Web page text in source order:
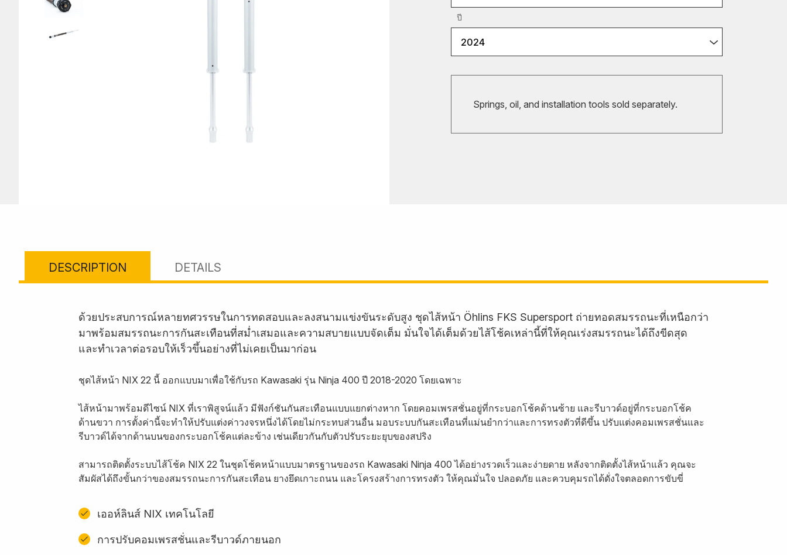
ปี
2024
Springs, oil, and installation tools sold separately.
DESCRIPTION DETAILS
ด้วยประสบการณ์หลายทศวรรษในการทดสอบและลงสนามแข่งขันระดับสูง ชุดไส้หน้า Öhlins FKS Supersport ถ่ายทอดสมรรถนะที่เหนือกว่า
มาพร้อมสมรรถนะการกันสะเทือนที่สม่ำเสมอและความสบายแบบจัดเต็ม มั่นใจได้เต็มด้วยไส้โช้คเหล่านี้ที่ให้คุณเร่งสมรรถนะได้ถึงขีดสุด
และทำเวลาต่อรอบให้เร็วขึ้นอย่างที่ไม่เคยเป็นมาก่อน
ชุดไส้หน้า NIX 22 นี้ ออกแบบมาเพื่อใช้กับรถ Kawasaki รุ่น Ninja 400 ปี 2018-2020 โดยเฉพาะ
ไส้หน้ามาพร้อมดีไซน์ NIX ที่เราพิสูจน์แล้ว มีฟังก์ชันกันสะเทือนแบบแยกต่างหาก โดยคอมเพรสชั่นอยู่ที่กระบอกโช้คด้านซ้าย และรีบาวด์อยู่ที่กระบอกโช้ค
ด้านขวา การตั้งค่านี้จะทำให้ปรับแต่งค่าวงจรหนึ่งได้โดยไม่กระทบส่วนอื่น มอบระบบกันสะเทือนที่แม่นยำกว่าและการทรงตัวที่ดีขึ้น ปรับแต่งคอมเพรสชั่นและ
รีบาวด์ได้จากด้านบนของกระบอกโช้คแต่ละข้าง เช่นเดียวกันกับตัวปรับระยะยุบของสปริง
สามารถติดตั้งระบบไส้โช้ค NIX 22 ในชุดโช้คหน้าแบบมาตรฐานของรถ Kawasaki Ninja 400 ได้อย่างรวดเร็วและง่ายดาย หลังจากติดตั้งไส้หน้าแล้ว คุณจะ
สัมผัสได้ถึงขั้นกว่าของสมรรถนะการกันสะเทือน ยางยึดเกาะถนน และโครงสร้างการทรงตัว ให้คุณมั่นใจ ปลอดภัย และควบคุมรถได้ดั่งใจตลอดการขับขี่
เออห์ลินส์ NIX เทคโนโลยี
การปรับคอมเพรสชั่นและรีบาวด์ภายนอก